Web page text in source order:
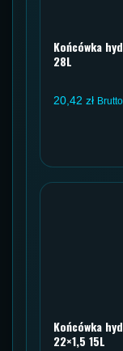
Końcówka
28L
20,42 zł Brutto
Końcówka
22×1,5 15L